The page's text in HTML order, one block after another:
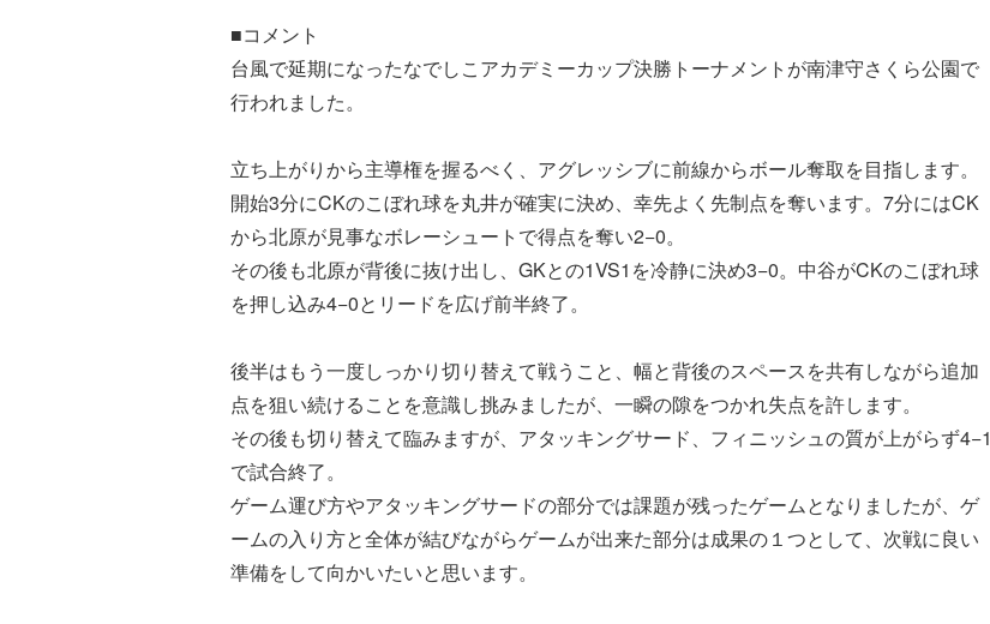
■コメント
台風で延期になったなでしこアカデミーカップ決勝トーナメントが南津守さくら公園で
行われました。
立ち上がりから主導権を握るべく、アグレッシブに前線からボール奪取を目指します。
開始3分にCKのこぼれ球を丸井が確実に決め、幸先よく先制点を奪います。7分にはCK
から北原が見事なボレーシュートで得点を奪い2−0。
その後も北原が背後に抜け出し、GKとの1VS1を冷静に決め3−0。中谷がCKのこぼれ球
を押し込み4−0とリードを広げ前半終了。
後半はもう一度しっかり切り替えて戦うこと、幅と背後のスペースを共有しながら追加
点を狙い続けることを意識し挑みましたが、一瞬の隙をつかれ失点を許します。
その後も切り替えて臨みますが、アタッキングサード、フィニッシュの質が上がらず4−1
で試合終了。
ゲーム運び方やアタッキングサードの部分では課題が残ったゲームとなりましたが、ゲ
ームの入り方と全体が結びながらゲームが出来た部分は成果の１つとして、次戦に良い
準備をして向かいたいと思います。